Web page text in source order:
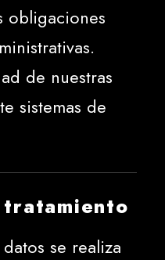
obligaciones
de nuestras
sistemas de
se realiza